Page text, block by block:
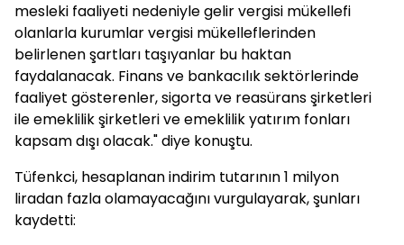
mesleki faaliyeti nedeniyle gelir vergisi mükellefi
olanlarla kurumlar vergisi mükelleflerinden
belirlenen şartları taşıyanlar bu haktan
faydalanacak. Finans ve bankacılık sektörlerinde
faaliyet gösterenler, sigorta ve reasürans şirketleri
ile emeklilik şirketleri ve emeklilik yatırım fonları
kapsam dışı olacak." diye konuştu.
Tüfenkci, hesaplanan indirim tutarının 1 milyon
liradan fazla olamayacağını vurgulayarak, şunları
kaydetti: